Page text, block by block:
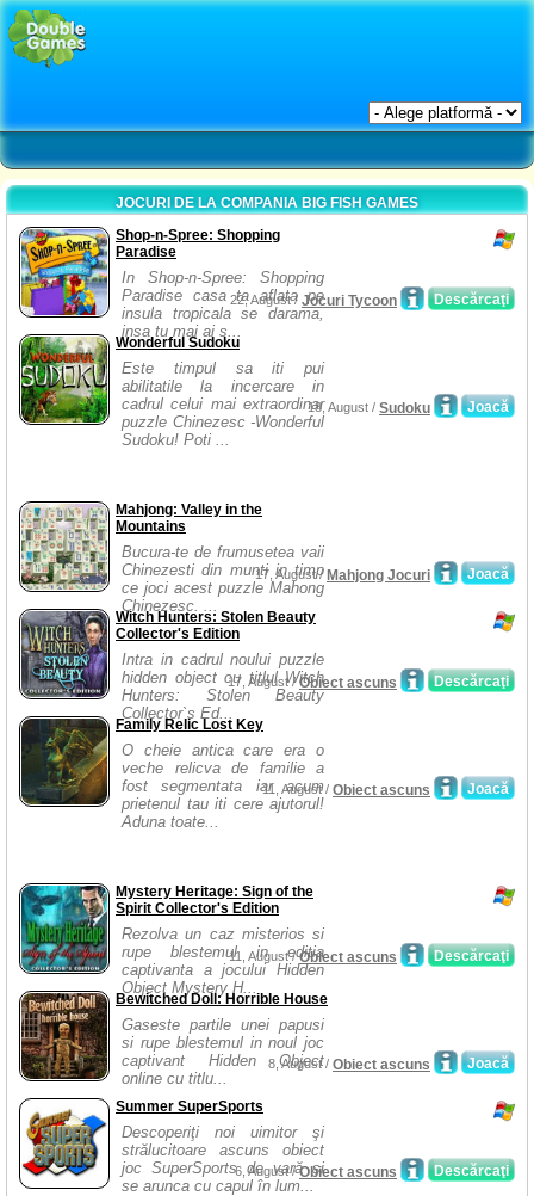
JOCURI DE LA COMPANIA BIG FISH GAMES
Shop-n-Spree: Shopping
Paradise
In Shop-n-Spree: Shopping
Paradise casa ta aflata pe
insula tropicala se darama,
insa tu mai ai s...
Descărcaţi
22, August / Jocuri Tycoon
Wonderful Sudoku
Este timpul sa iti pui
abilitatile la incercare in
cadrul celui mai extraordinar
puzzle Chinezesc -Wonderful
Sudoku! Poti ...
Joacă
18, August / Sudoku
Mahjong: Valley in the
Mountains
Bucura-te de frumusetea vaii
Chinezesti din munti in timp
ce joci acest puzzle Mahong
Chinezesc. ...
Joacă
17, August / Mahjong Jocuri
Witch Hunters: Stolen Beauty
Collector's Edition
Intra in cadrul noului puzzle
hidden object cu titlul Witch
Hunters: Stolen Beauty
Collector`s Ed...
Descărcaţi
17, August /Obiect ascuns
Family Relic Lost Key
O cheie antica care era o
veche relicva de familie a
fost segmentata iar acum
prietenul tau iti cere ajutorul!
Aduna toate...
Joacă
11, August / Obiect ascuns
Mystery Heritage: Sign of the
Spirit Collector's Edition
Rezolva un caz misterios si
rupe blestemul in editia
captivanta a jocului Hidden
Object Mystery H...
Descărcaţi
11, August /Obiect ascuns
Bewitched Doll: Horrible House
Gaseste partile unei papusi
si rupe blestemul in noul joc
captivant Hidden Object
online cu titlu...
Joacă
8, August / Obiect ascuns
Summer SuperSports
Descoperiţi noi uimitor şi
strălucitoare ascuns obiect
joc SuperSports de vară şi
se arunca cu capul în lum...
Descărcaţi
6, August /Obiect ascuns